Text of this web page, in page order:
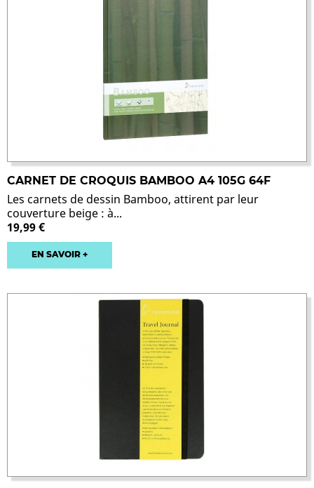
CARNET DE CROQUIS BAMBOO A4 105G 64F
Les carnets de dessin Bamboo, attirent par leur
couverture beige : à...
19,99 €
EN SAVOIR +